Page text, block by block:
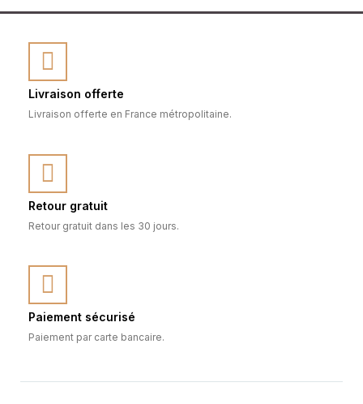
Livraison offerte
Livraison offerte en France métropolitaine.
Retour gratuit
Retour gratuit dans les 30 jours.
Paiement sécurisé
Paiement par carte bancaire.